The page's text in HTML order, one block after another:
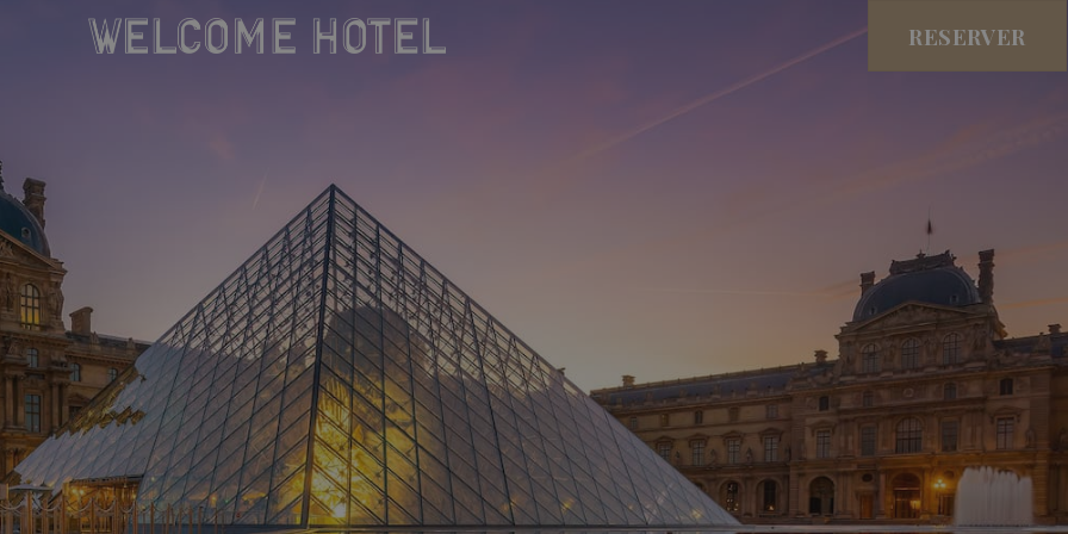
RESERVER